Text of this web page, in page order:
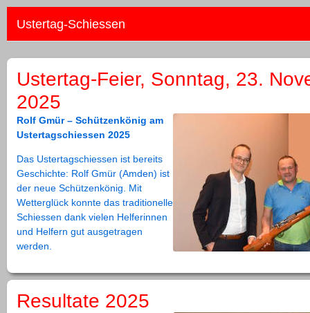
Ustertag-Schiessen
Ustertag-Feier, Sonntag, 23.
2025
Rolf Gmür – Schützenkönig am
Ustertagschiessen 2025
Das Ustertagschiessen ist bereits
Geschichte: Rolf Gmür (Amden) ist
der neue Schützenkönig. Mit
Wetterglück konnte das traditionelle
Schiessen dank vielen Helferinnen
und Helfern gut ausgetragen
werden.
Resultate 2025